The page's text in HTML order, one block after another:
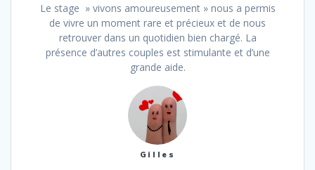
Le stage » vivons amoureusement » nous a permis
de vivre un moment rare et précieux et de nous
retrouver dans un quotidien bien chargé. La
présence d’autres couples est stimulante et d’une
grande aide.
Gilles